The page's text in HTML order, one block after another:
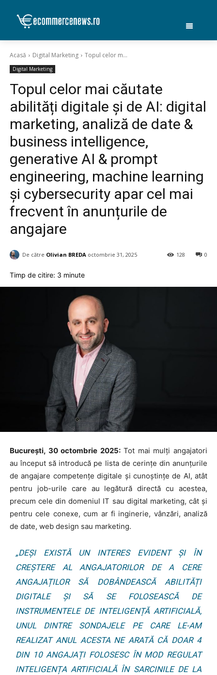
Acasă Digital Marketing Topul celor m...
Digital Marketing
Topul celor mai căutate
abilități digitale și de AI: digital
marketing, analiză de date &
business intelligence,
generative AI & prompt
engineering, machine learning
și cybersecurity apar cel mai
frecvent în anunțurile de
angajare
De către Olivian BREDA octombrie 31, 2025 0
128
Timp de citire: 3 minute
București, 30 octombrie 2025: Tot mai mulți angajatori
au început să introducă pe lista de cerințe din anunțurile
de angajare competențe digitale și cunoștințe de AI, atât
pentru job-urile care au legătură directă cu acestea,
precum cele din domeniul IT sau digital marketing, cât și
pentru cele conexe, cum ar fi inginerie, vânzări, analiză
de date, web design sau marketing.
„DEȘI EXISTĂ UN INTERES EVIDENT ȘI ÎN
CREȘTERE AL ANGAJATORILOR DE A CERE
ANGAJAȚILOR SĂ DOBÂNDEASCĂ ABILITĂȚI
DIGITALE ȘI SĂ SE FOLOSEASCĂ DE
INSTRUMENTELE DE INTELIGENȚĂ ARTIFICIALĂ,
UNUL DINTRE SONDAJELE PE CARE LE-AM
REALIZAT ANUL ACESTA NE ARATĂ CĂ DOAR 4
DIN 10 ANGAJAȚI FOLOSESC ÎN MOD REGULAT
INTELIGENȚA ARTIFICIALĂ ÎN SARCINILE DE LA